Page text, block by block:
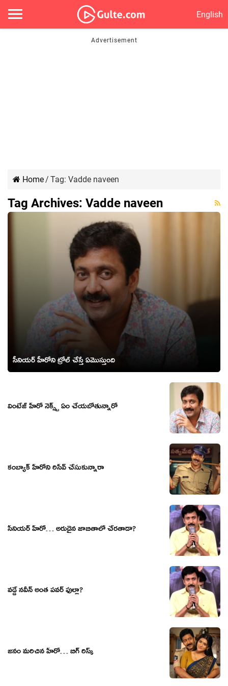
English
Home/ Tag: Vadde naveen
Tag Archives: Vadde naveen
సీనియర్ హీరోని ట్రోల్ చేస్తే ఏమొస్తుంది
వింటేజ్ హీరో నెక్స్ట్ ఏం చేయబోతున్నారో
కంబ్యాక్ హీరోని రిసీవ్ చేసుకున్నారా
సీనియర్ హీరో… అరుదైన జాబితాలో చేరతాడా?
వ‌డ్డే న‌వీన్ అంత ప‌వ‌ర్ ఫుల్లా?
జనం మరిచిన హీరో… బిగ్ రిస్క్